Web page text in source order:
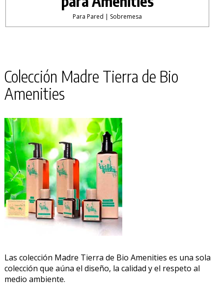
Para Pared | Sobremesa
Colección Madre Tierra de Bio
Amenities
Las colección Madre Tierra de Bio Amenities es una sola
colección que aúna el diseño, la calidad y el respeto al
medio ambiente.